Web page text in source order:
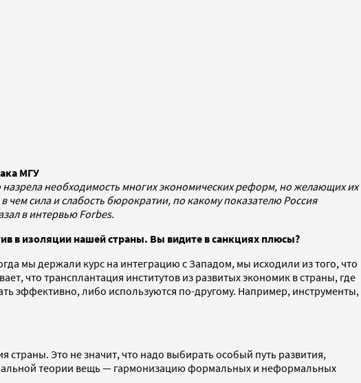
МГУ
назрела необходимость многих экономических реформ, но желающих их
чем сила и слабость бюрократии, по какому показателю Россия
в интервью Forbes.
в изоляции нашей страны. Вы видите в санкциях плюсы?
мы держали курс на интеграцию с Западом, мы исходили из того, что
что трансплантация институтов из развитых экономик в страны, где
эффективно, либо используются по-другому. Например, инструменты,
Это не значит, что надо выбирать особый путь развития,
теории вещь — гармонизацию формальных и неформальных